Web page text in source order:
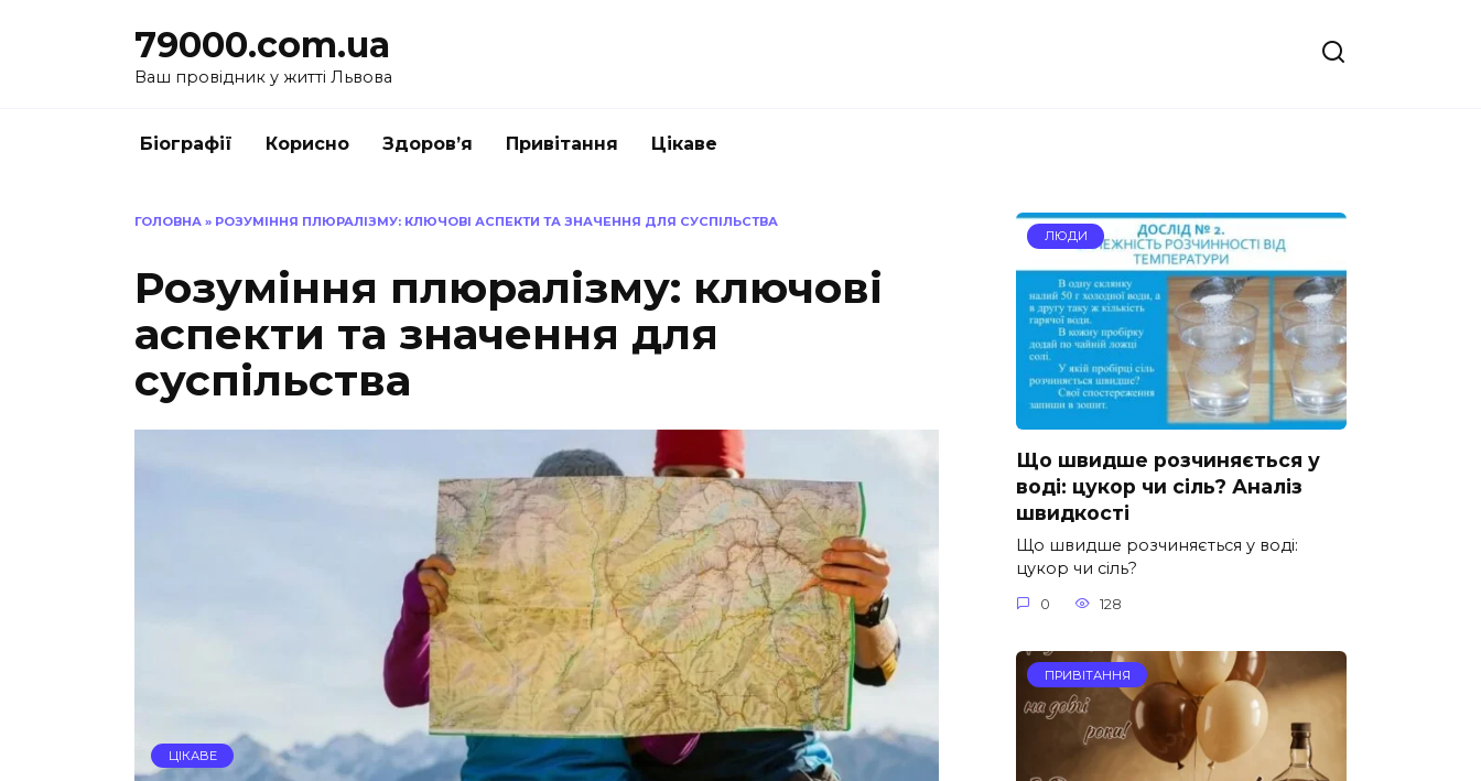
79000.com.ua
Ваш провідник у житті Львова
Біографії Корисно Здоров’я Привітання Цікаве
ГОЛОВНА » РОЗУМІННЯ ПЛЮРАЛІЗМУ: КЛЮЧОВІ АСПЕКТИ ТА ЗНАЧЕННЯ ДЛЯ СУСПІЛЬСТВА
Розуміння плюралізму: ключові
аспекти та значення для
суспільства
ЦІКАВЕ
ЛЮДИ
Що швидше розчиняється у
воді: цукор чи сіль? Аналіз
швидкості
Що швидше розчиняється у воді:
цукор чи сіль?
0 128
ПРИВІТАННЯ